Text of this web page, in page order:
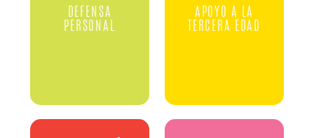
DEFENSA
PERSONAL
APOYO A LA
TERCERA EDAD